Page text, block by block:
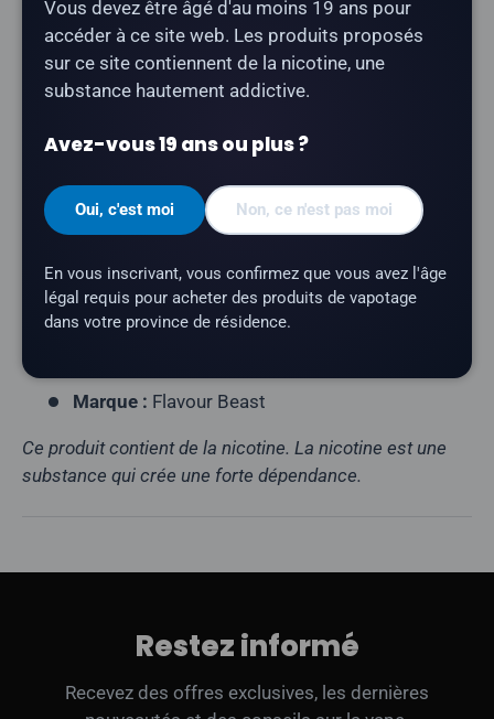
rafraîchissante et glacée.
Type de produit :
Vape jetable rechargeable)
(Standard) / 40 000 (Beast) / 30 000 (Max)
Teneur en nicotine :20 mg/ml
Résistance de la résistance :résistance maillée
Modes de puissance :Standard · Beast · Max
Marque : Flavour Beast
Ce produit contient de la nicotine. La nicotine est une
substance qui crée une forte dépendance.
Restez informé
Recevez des offres exclusives, les dernières
Vous devez être âgé d'au moins 19 ans pour
accéder à ce site web. Les produits proposés
sur ce site contiennent de la nicotine, une
substance hautement addictive.
Avez-vous 19 ans ou plus ?
Oui, c'est moi Non, ce n'est pas moi
En vous inscrivant, vous confirmez que vous avez l'âge
légal requis pour acheter des produits de vapotage
dans votre province de résidence.